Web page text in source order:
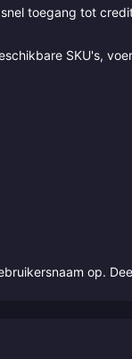
toegang tot
SKU's,
op.